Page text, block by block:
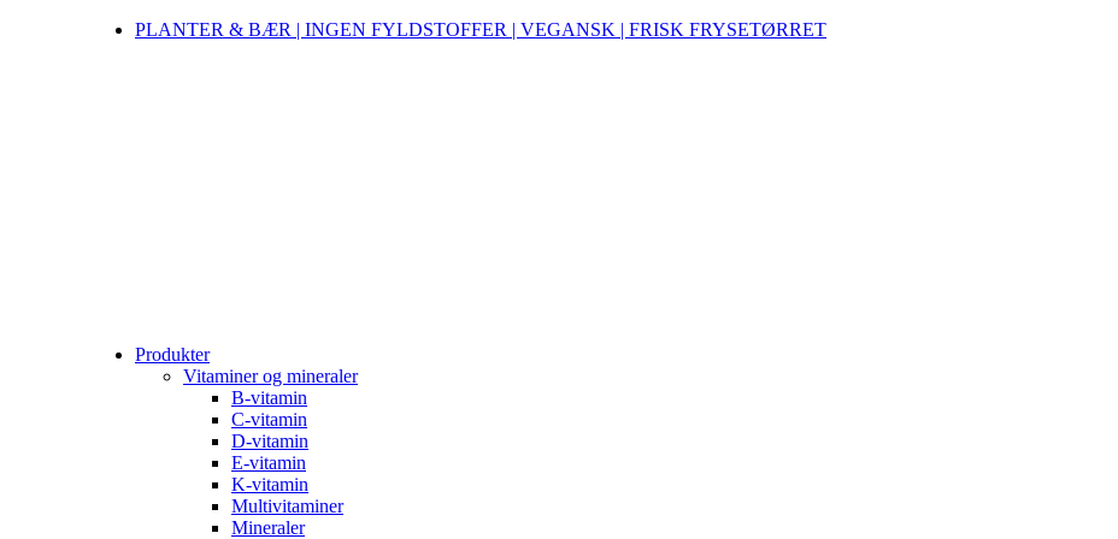
PLANTER & BÆR | INGEN FYLDSTOFFER | VEGANSK | FRISK FRYSETØRRET
Produkter
Vitaminer og mineraler
B-vitamin
C-vitamin
D-vitamin
E-vitamin
K-vitamin
Multivitaminer
Mineraler